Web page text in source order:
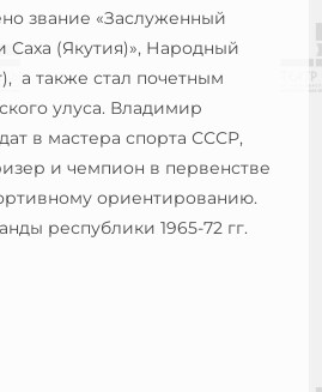
звание «Заслуженный
Саха (Якутия)», Народный
а также стал почетным
улуса. Владимир
в мастера спорта СССР,
и чемпион в первенстве
ориентированию.
республики 1965-72 гг.